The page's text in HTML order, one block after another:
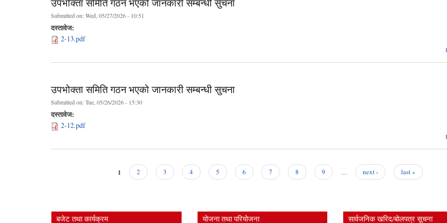
उपभोक्ता समिति गठन भएको जानकारी सम्बन्धी सुचना
Submitted on:Wed, 05/27/2026 - 10:51
दस्तावेज:
2-13.pdf
उपभोक्ता समिति गठन भएको जानकारी सम्बन्धी सुचना
Submitted on:Tue, 05/26/2026 - 15:30
दस्तावेज:
2-12.pdf
1 2 3 4 5 6 7 8 9 … next › last »
बजेट तथा कार्यक्रम योजना तथा परियोजना सार्वजनिक खरिद/बोलपत्र सूचना